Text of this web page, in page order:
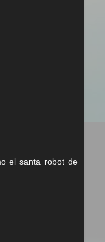
el santa robot de